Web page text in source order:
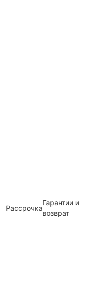
Рассрочка
Гарантии и
возврат